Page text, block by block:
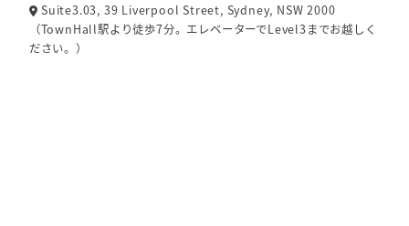
Suite3.03, 39 Liverpool Street, Sydney, NSW 2000
（TownHall駅より徒歩7分。エレベーターでLevel3までお越しく
ださい。）